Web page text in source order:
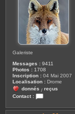
Galeriste
Messages : 9411
Photos : 1708
Inscription : 04 Mai 2007
Localisation : Drome
donnés / reçus
Contact :
o